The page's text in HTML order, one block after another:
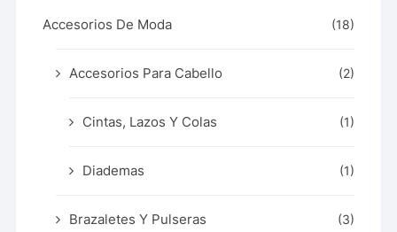
Accesorios De Moda (18)
Accesorios Para Cabello (2)
Cintas, Lazos Y Colas (1)
Diademas (1)
Brazaletes Y Pulseras (3)